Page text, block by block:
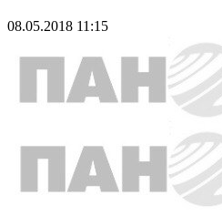
08.05.2018 11:15